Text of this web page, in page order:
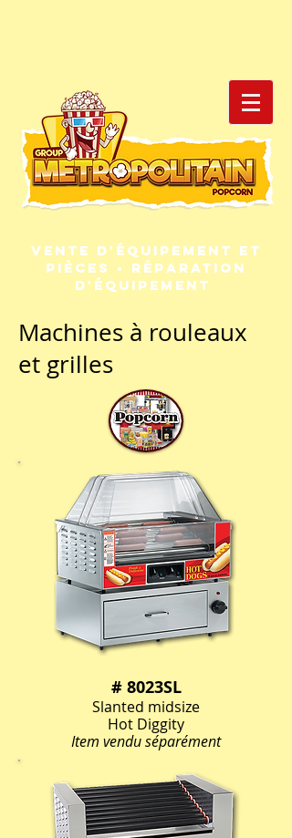
Vente d'équipement et
pièces • Réparation
d'équipement
Machines à rouleaux
et grilles
# 8023SL
Slanted midsize
Hot Diggity
Item vendu séparément